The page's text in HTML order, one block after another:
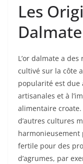
Les
Dalmate
L’or dalmate a
cultivé sur la côte
popularité est due
artisanales et à
alimentaire croate.
d’autres cultures
fertile pour des
d’agrumes, par